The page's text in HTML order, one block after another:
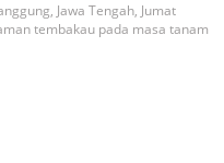
Jawa Tengah, Jumat
tembakau pada masa tanam